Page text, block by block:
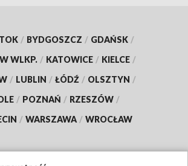
/ BYDGOSZCZ / GDAŃSK /
WLKP. / KATOWICE / KIELCE /
/ LUBLIN / ŁÓDŹ / OLSZTYN /
/ POZNAŃ / RZESZÓW /
/ WARSZAWA / WROCŁAW